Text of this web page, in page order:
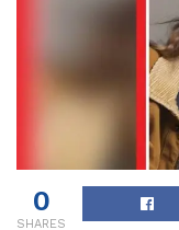
0
SHARES